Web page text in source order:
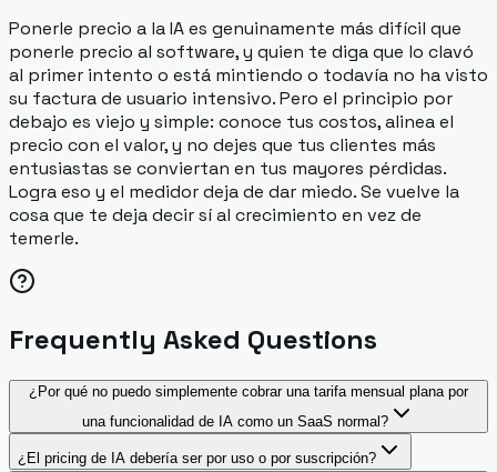
Ponerle precio a la IA es genuinamente más difícil que
ponerle precio al software, y quien te diga que lo clavó
al primer intento o está mintiendo o todavía no ha visto
su factura de usuario intensivo. Pero el principio por
debajo es viejo y simple: conoce tus costos, alinea el
precio con el valor, y no dejes que tus clientes más
entusiastas se conviertan en tus mayores pérdidas.
Logra eso y el medidor deja de dar miedo. Se vuelve la
cosa que te deja decir sí al crecimiento en vez de
temerle.
Frequently Asked Questions
¿Por qué no puedo simplemente cobrar una tarifa mensual plana por
una funcionalidad de IA como un SaaS normal?
¿El pricing de IA debería ser por uso o por suscripción?